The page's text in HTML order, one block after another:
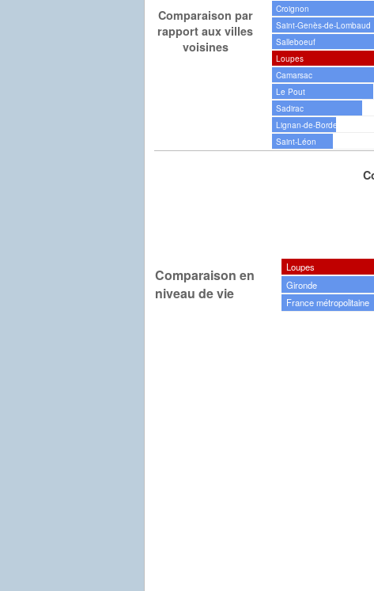
Comparaison par
rapport aux villes
voisines
Croignon
Saint-Genès-de-Lombaud
Salleboeuf
Loupes
Camarsac
Le Pout
Sadirac
Lignan-de-Bordeaux
Saint-Léon
Comparaison en
niveau de vie
Loupes
Gironde
France métropolitaine